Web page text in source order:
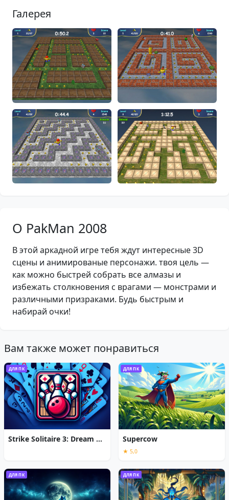
Галерея
О PakMan 2008
В этой аркадной игре тебя ждут интересные 3D
сцены и анимированые персонажи. твоя цель —
как можно быстрей собрать все алмазы и
избежать столкновения с врагами — монстрами и
различными призраками. Будь быстрым и
набирай очки!
Вам также может понравиться
ДЛЯ ПК
Strike Solitaire 3: Dream Resort
ДЛЯ ПК
Supercow
★ 5,0
ДЛЯ ПК ДЛЯ ПК